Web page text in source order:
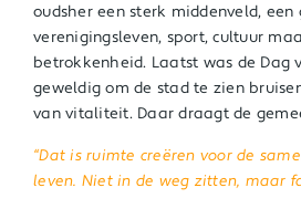
oudsher een sterk middenveld, een
verenigingsleven, sport, cultuur
betrokkenheid. Laatst was de Dag
geweldig om de stad te zien
van vitaliteit. Daar draagt de
“Dat is ruimte creëren voor de
leven. Niet in de weg zitten, maar